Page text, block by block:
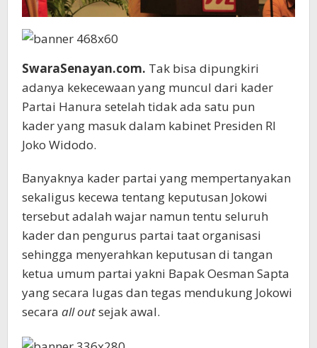
SwaraSenayan.com. Tak bisa dipungkiri
adanya kekecewaan yang muncul dari kader
Partai Hanura setelah tidak ada satu pun
kader yang masuk dalam kabinet Presiden RI
Joko Widodo.
Banyaknya kader partai yang mempertanyakan
sekaligus kecewa tentang keputusan Jokowi
tersebut adalah wajar namun tentu seluruh
kader dan pengurus partai taat organisasi
sehingga menyerahkan keputusan di tangan
ketua umum partai yakni Bapak Oesman Sapta
yang secara lugas dan tegas mendukung Jokowi
secara all outsejak awal.